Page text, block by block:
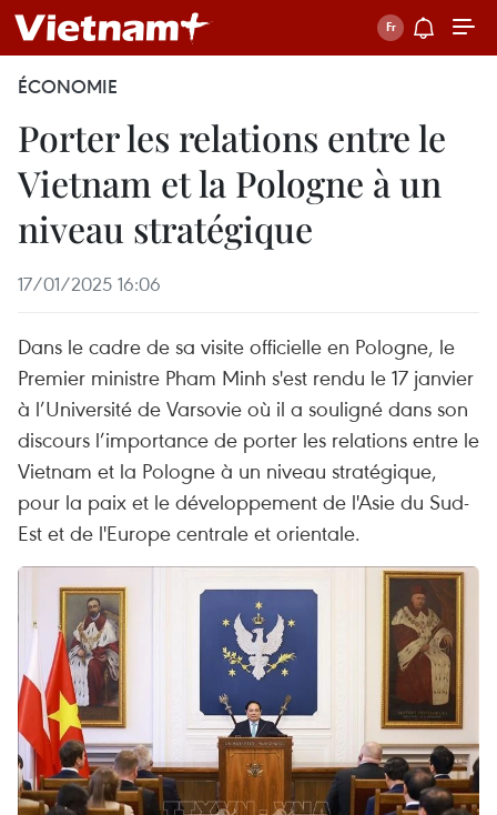
ÉCONOMIE
Porter les relations entre le
Vietnam et la Pologne à un
niveau stratégique
17/01/2025 16:06
Dans le cadre de sa visite officielle en Pologne, le
Premier ministre Pham Minh s'est rendu le 17 janvier
à l’Université de Varsovie où il a souligné dans son
discours l’importance de porter les relations entre le
Vietnam et la Pologne à un niveau stratégique,
pour la paix et le développement de l'Asie du Sud-
Est et de l'Europe centrale et orientale.